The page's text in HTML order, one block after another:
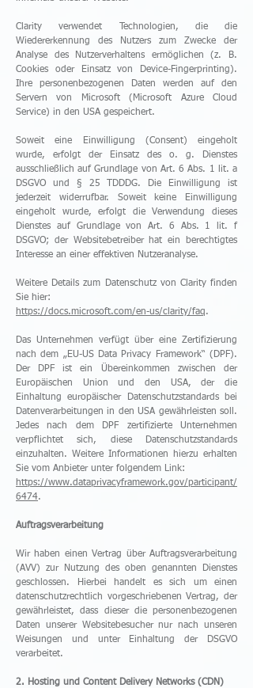
Clarity verwendet Technologien, die die
Wiedererkennung des Nutzers zum Zwecke der
Analyse des Nutzerverhaltens ermöglichen (z. B.
Cookies oder Einsatz von Device-Fingerprinting).
Ihre personenbezogenen Daten werden auf den
Servern von Microsoft (Microsoft Azure Cloud
Service) in den USA gespeichert.
Soweit eine Einwilligung (Consent) eingeholt
wurde, erfolgt der Einsatz des o. g. Dienstes
ausschließlich auf Grundlage von Art. 6 Abs. 1 lit. a
DSGVO und § 25 TDDDG. Die Einwilligung ist
jederzeit widerrufbar. Soweit keine Einwilligung
eingeholt wurde, erfolgt die Verwendung dieses
Dienstes auf Grundlage von Art. 6 Abs. 1 lit. f
DSGVO; der Websitebetreiber hat ein berechtigtes
Interesse an einer effektiven Nutzeranalyse.
Weitere Details zum Datenschutz von Clarity finden
Sie hier:
https://docs.microsoft.com/en-us/clarity/faq.
Das Unternehmen verfügt über eine Zertifizierung
nach dem „EU-US Data Privacy Framework“ (DPF).
Der DPF ist ein Übereinkommen zwischen der
Europäischen Union und den USA, der die
Einhaltung europäischer Datenschutzstandards bei
Datenverarbeitungen in den USA gewährleisten soll.
Jedes nach dem DPF zertifizierte Unternehmen
verpflichtet sich, diese Datenschutzstandards
einzuhalten. Weitere Informationen hierzu erhalten
Sie vom Anbieter unter folgendem Link:
https://www.dataprivacyframework.gov/participant/
6474.
Auftragsverarbeitung
Wir haben einen Vertrag über Auftragsverarbeitung
(AVV) zur Nutzung des oben genannten Dienstes
geschlossen. Hierbei handelt es sich um einen
datenschutzrechtlich vorgeschriebenen Vertrag, der
gewährleistet, dass dieser die personenbezogenen
Daten unserer Websitebesucher nur nach unseren
Weisungen und unter Einhaltung der DSGVO
verarbeitet.
2. Hosting und Content Delivery Networks (CDN)